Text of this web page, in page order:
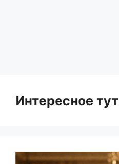
Интересное тут